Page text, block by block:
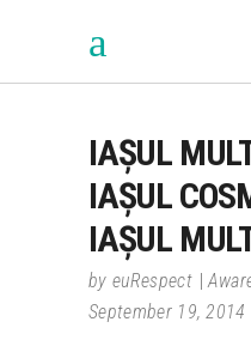
IAȘUL
IAȘUL
IAȘUL
by euRespect
September 19, 2014